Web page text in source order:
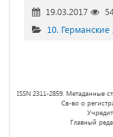
19.03.2017
10. Германские
ISSN 2311-2859. Метаданные
Св-во о
Главный